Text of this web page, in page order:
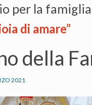
per la famiglia
di amare”
della
2021